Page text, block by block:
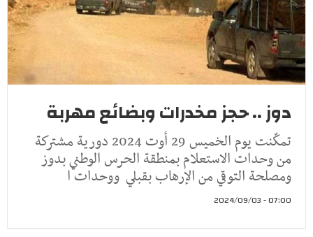
دوز .. حجز مخدرات وبضائع مهربة
تمكّنت يوم الخميس 29 أوت 2024 دورية مشتركة
من وحدات الاستعلام بمنطقة الحرس الوطني بدوز
ومصلحة التوقي من الإرهاب بقبلي ووحدات ا
07:00 - 2024/09/03